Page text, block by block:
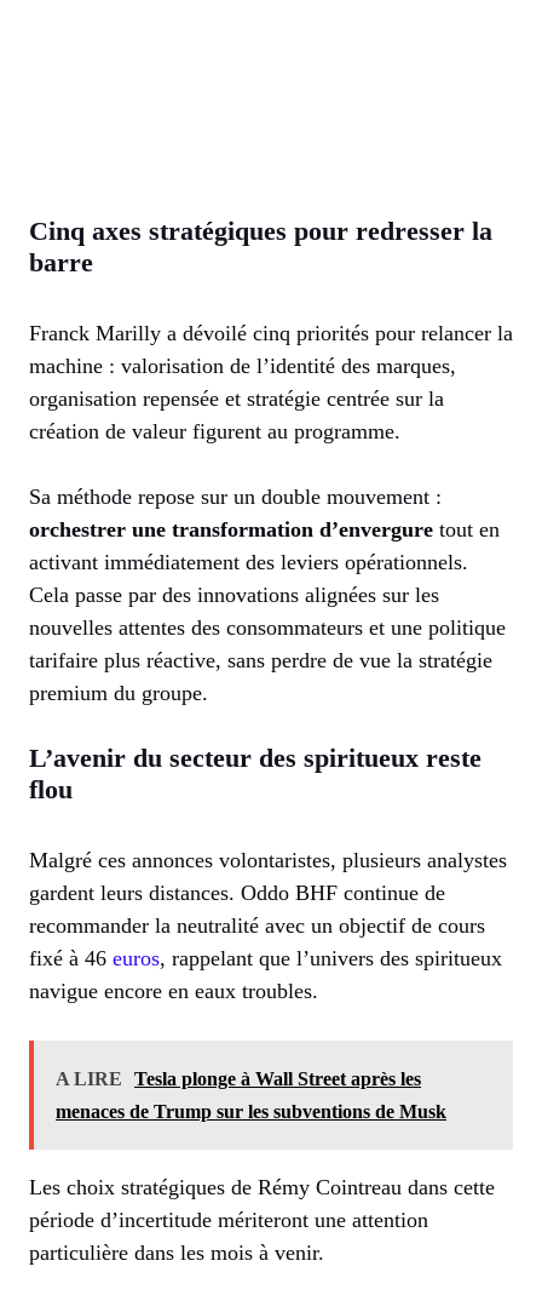
Cinq axes stratégiques pour redresser la
barre
Franck Marilly a dévoilé cinq priorités pour relancer la
machine : valorisation de l’identité des marques,
organisation repensée et stratégie centrée sur la
création de valeur figurent au programme.
Sa méthode repose sur un double mouvement :
orchestrer une transformation d’envergure tout en
activant immédiatement des leviers opérationnels.
Cela passe par des innovations alignées sur les
nouvelles attentes des consommateurs et une politique
tarifaire plus réactive, sans perdre de vue la stratégie
premium du groupe.
L’avenir du secteur des spiritueux reste
flou
Malgré ces annonces volontaristes, plusieurs analystes
gardent leurs distances. Oddo BHF continue de
recommander la neutralité avec un objectif de cours
fixé à 46 euros, rappelant que l’univers des spiritueux
navigue encore en eaux troubles.
A LIRE
Tesla plonge à Wall Street après les
menaces de Trump sur les subventions de Musk
Les choix stratégiques de Rémy Cointreau dans cette
période d’incertitude mériteront une attention
particulière dans les mois à venir.